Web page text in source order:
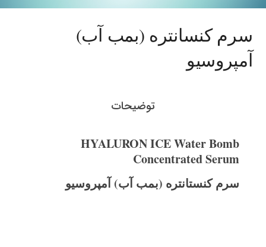
سرم کنسانتره (بمب آب)
آمپروسیو
توضیحات
HYALURON ICE Water Bomb
Concentrated Serum
سرم کنستانتره (بمب آب) آمپروسیو